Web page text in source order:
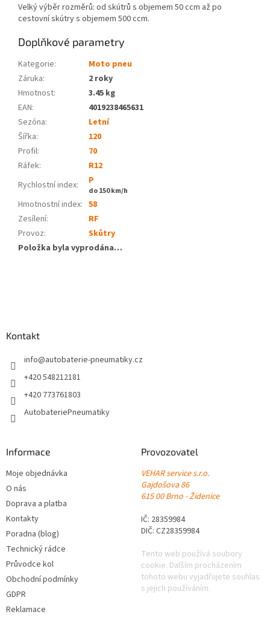
Velký výběr rozměrů: od skútrů s objemem 50 ccm až po
cestovní skútry s objemem 500 ccm.
Doplňkové parametry
Kategorie:
Moto pneu
Záruka:
2 roky
Hmotnost:
3.45 kg
EAN:
4019238465631
Sezóna:
Letní
Šířka:
120
Profil:
70
Ráfek:
R12
Rychlostní index:
P
do 150 km/h
Hmotnostní index: 58
Zesílení:
RF
Provoz:
Skůtry
Položka byla vyprodána…
Kontakt
info@autobaterie-pneumatiky.cz
+420 548212181
+420 773761803
AutobateriePneumatiky
Informace
Moje objednávka
O nás
Doprava a platba
Kontakty
Poradna (blog)
Technický rádce
Průvodce kol
Obchodní podmínky
GDPR
Reklamace
Provozovatel
VEHAR service s.r.o.
Gajdošova 86
615 00 Brno - Židenice
IČ: 28359984
DIČ: CZ28359984
Tento web používá soubory
cookie. Dalším procházením
tohoto webu vyjadřujete souhlas
s jejich používáním.